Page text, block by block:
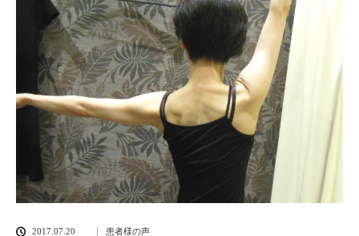
2017.07.20 患者様の声